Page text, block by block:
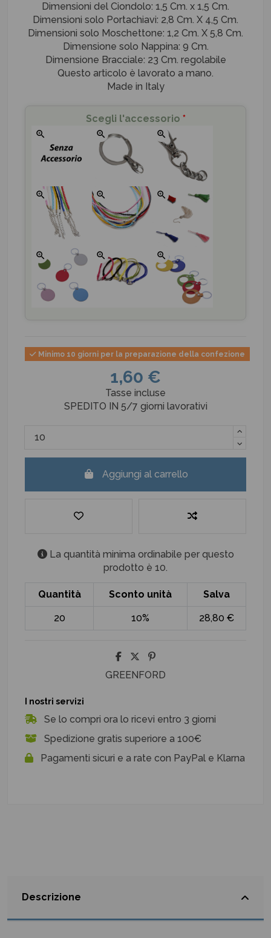
Dimensioni del Ciondolo: 1,5 Cm. x 1,5 Cm.
Dimensioni solo Portachiavi: 2,8 Cm. X 4,5 Cm.
Dimensioni solo Moschettone: 1,2 Cm. X 5,8 Cm.
Dimensione solo Nappina: 9 Cm.
Dimensione Bracciale: 23 Cm. regolabile
Questo articolo è lavorato a mano.
Made in Italy
Scegli l'accessorio *
zoom_in zoom_in zoom_in
zoom_in zoom_in zoom_in
zoom_in zoom_in zoom_in
Minimo 10 giorni per la preparazione della confezione
1,60 €
Tasse incluse
SPEDITO IN 5/7 giorni lavorativi
Aggiungi al carrello
La quantità minima ordinabile per questo
prodotto è 10.
Quantità Sconto unità Salva
20 10% 28,80 €
GREENFORD
I nostri servizi
Se lo compri ora lo ricevi entro 3 giorni
Spedizione gratis superiore a 100€
Pagamenti sicuri e a rate con PayPal e Klarna
Descrizione